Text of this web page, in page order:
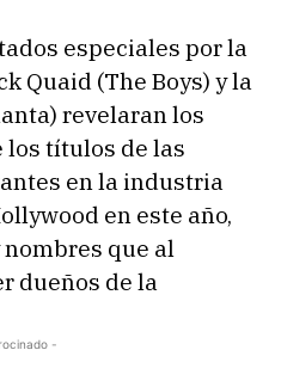
especiales por la
Quaid (The Boys) y la
revelaran los
los títulos de las
en la industria
en este año,
que al
dueños de la
-